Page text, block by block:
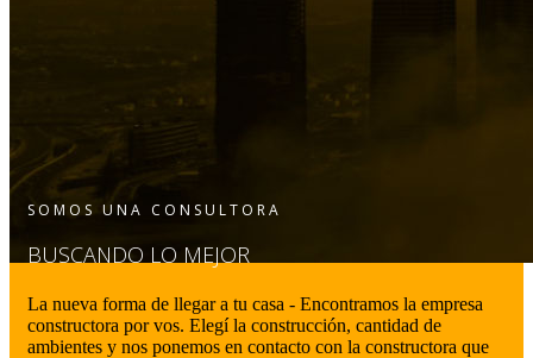
SOMOS UNA CONSULTORA
BUSCANDO LO MEJOR
La nueva forma de llegar a tu casa - Encontramos la empresa
constructora por vos. Elegí la construcción, cantidad de
ambientes y nos ponemos en contacto con la constructora que